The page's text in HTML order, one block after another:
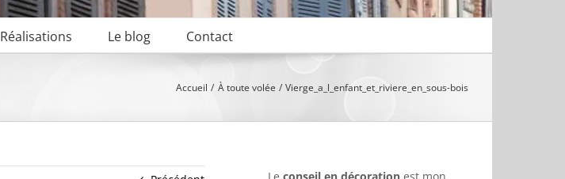
Réalisations Le blog Contact
Accueil À toute volée Vierge_a_l_enfant_et_riviere_en_sous-bois